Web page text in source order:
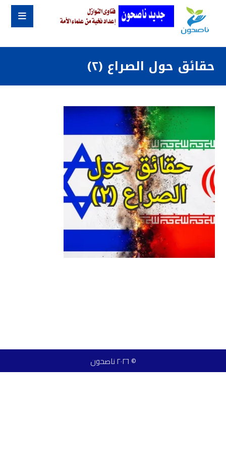
حقائق حول الصراع (٢)
© ٢٠٢٦ ناصحون